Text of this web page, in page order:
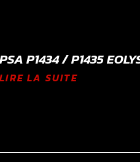
PSA P1434 / P1435
LIRE LA SUITE